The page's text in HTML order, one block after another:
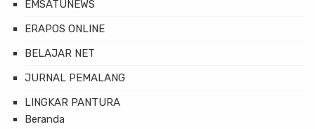
EMSATUNEWS
ERAPOS ONLINE
BELAJAR NET
JURNAL PEMALANG
LINGKAR PANTURA
Beranda